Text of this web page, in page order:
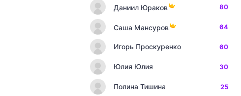
Даниил Юраков 80
Саша Мансуров 64
Игорь Проскуренко 60
Юлия Юлия 30
Полина Тишина 25